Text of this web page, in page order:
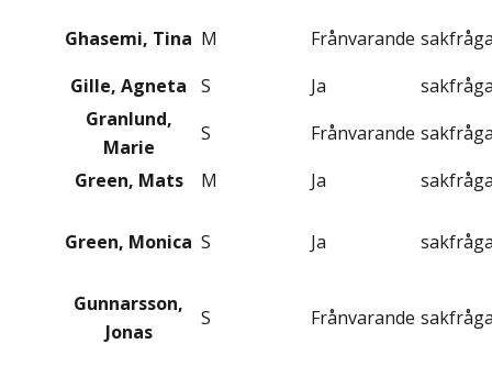
Ghasemi, Tina M Frånvarande
Gille, Agneta
S Ja
Granlund,
Marie
S Frånvarande
Green, Mats
M Ja
Green, Monica S Ja
Gunnarsson,
Jonas
S Frånvarande